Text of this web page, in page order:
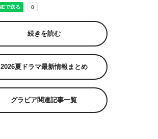
続きを読む
2026夏ドラマ最新情報まとめ
グラビア関連記事一覧